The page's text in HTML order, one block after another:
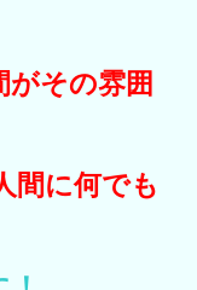
がその雰囲
間に何でも